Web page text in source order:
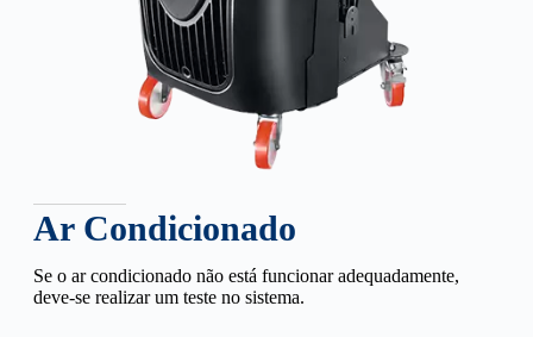
Ar Condicionado
Se o ar condicionado não está funcionar adequadamente,
deve-se realizar um teste no sistema.